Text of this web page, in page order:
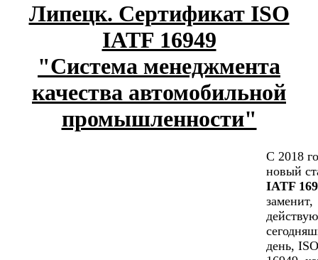
Липецк. Сертификат ISO
IATF 16949
"Cистема менеджмента
качества автомобильной
промышленности"
С 2018
новый
IATF
заменит,
день,